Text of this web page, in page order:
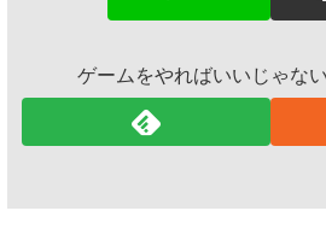
ゲームをやればいいじゃな